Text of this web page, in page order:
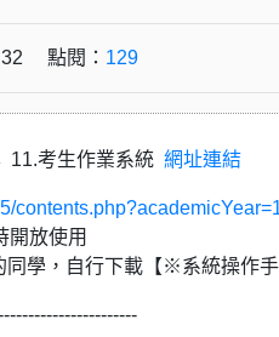
點閱： 129
11.考生作業系統 網址連結
開放使用
同學，自行下載【※系統操作